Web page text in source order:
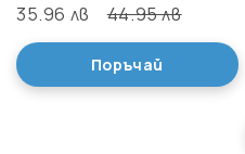
35.96 лв
44.95 лв
Поръчай